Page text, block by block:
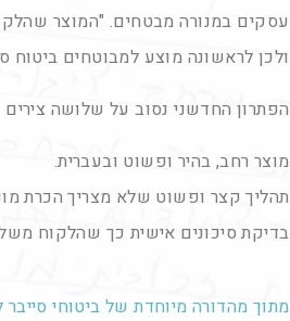
עסקים במנורה מבטחים. "המוצר
ולכן לראשונה מוצע למבוטחים ביטוח
הפתרון החדשני נסוב על שלושה
מוצר רחב, בהיר ופשוט ובעברית.
תהליך קצר ופשוט שלא מצריך הכרת
בדיקת סיכונים אישית כך שהלקוח
מתוך מהדורה מיוחדת של ביטוחי סייבר